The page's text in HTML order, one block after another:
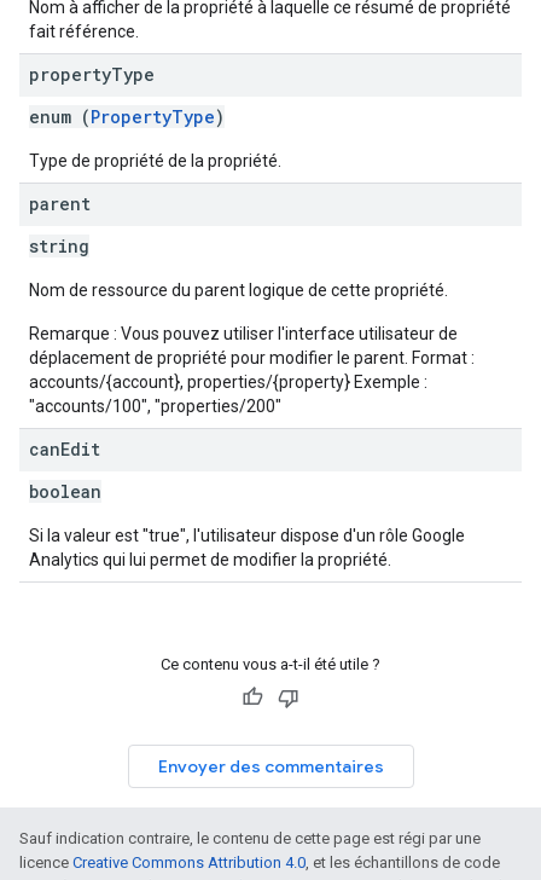
Nom à afficher de la propriété à laquelle ce résumé de propriété
fait référence.
propertyType
enum (PropertyType)
Type de propriété de la propriété.
parent
string
Nom de ressource du parent logique de cette propriété.
Remarque : Vous pouvez utiliser l'interface utilisateur de
déplacement de propriété pour modifier le parent. Format :
accounts/{account}, properties/{property} Exemple :
"accounts/100", "properties/200"
canEdit
boolean
Si la valeur est "true", l'utilisateur dispose d'un rôle Google
Analytics qui lui permet de modifier la propriété.
Ce contenu vous a-t-il été utile ?
Envoyer des commentaires
Sauf indication contraire, le contenu de cette page est régi par une
licence Creative Commons Attribution 4.0, et les échantillons de code